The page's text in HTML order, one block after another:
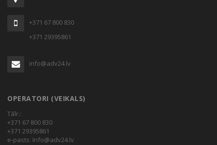
+371 67 800 830
+371 29395861
info@adv24.lv
OPERATORI (VEIKALS)
Tālr.:
+371 67 800 830
+371 29395861
e-pasts: Info@adv24.lv